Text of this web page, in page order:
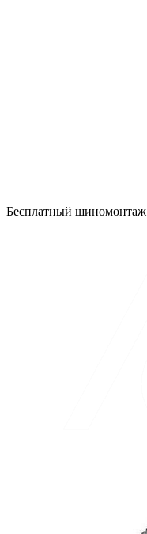
Бесплатный шиномонтаж